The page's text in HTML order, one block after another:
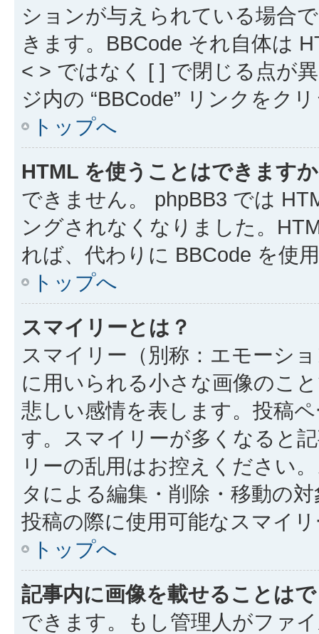
ションが与えられている場合
きます。BBCode それ自体は
< > ではなく [ ] で閉じる点が
ジ内の “BBCode” リンクをク
トップへ
HTML を使うことはできます
できません。 phpBB3 では
ングされなくなりました。
れば、代わりに BBCode を使
トップへ
スマイリーとは？
スマイリー（別称：エモーシ
に用いられる小さな画像のこ
悲しい感情を表します。投稿
す。スマイリーが多くなると
リーの乱用はお控えください
タによる編集・削除・移動の
投稿の際に使用可能なスマイ
トップへ
記事内に画像を載せることは
できます。もし管理人がファ